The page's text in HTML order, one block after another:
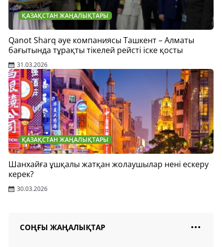
ҚАЗАҚСТАН ЖАҢАЛЫҚТАРЫ
Qanot Sharq әуе компаниясы Ташкент – Алматы
бағытында тұрақты тікелей рейсті іске қосты
31.03.2026
ҚАЗАҚСТАН ЖАҢАЛЫҚТАРЫ
Шанхайға ұшқалы жатқан жолаушылар нені ескеру
керек?
30.03.2026
СОҢҒЫ ЖАҢАЛЫҚТАР